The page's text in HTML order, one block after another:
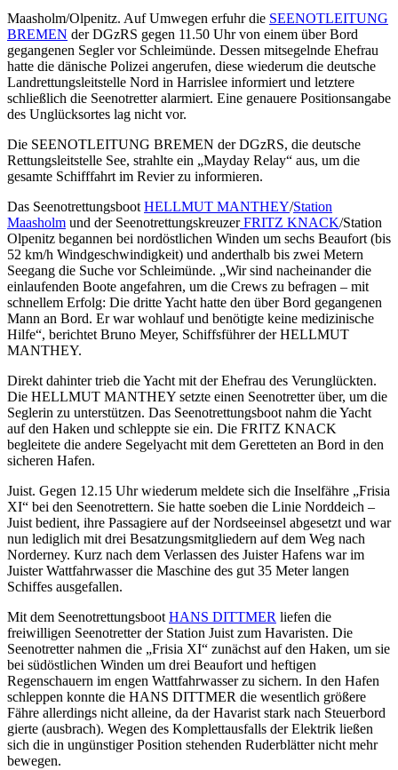
Maasholm/Olpenitz. Auf Umwegen erfuhr die SEENOTLEITUNG
BREMEN der DGzRS gegen 11.50 Uhr von einem über Bord
gegangenen Segler vor Schleimünde. Dessen mitsegelnde Ehefrau
hatte die dänische Polizei angerufen, diese wiederum die deutsche
Landrettungsleitstelle Nord in Harrislee informiert und letztere
schließlich die Seenotretter alarmiert. Eine genauere Positionsangabe
des Unglücksortes lag nicht vor.
Die SEENOTLEITUNG BREMEN der DGzRS, die deutsche
Rettungsleitstelle See, strahlte ein „Mayday Relay“ aus, um die
gesamte Schifffahrt im Revier zu informieren.
Das SeenotrettungsbootHELLMUT MANTHEY/Station
Maasholm und der SeenotrettungskreuzerFRITZ KNACK/Station
Olpenitz begannen bei nordöstlichen Winden um sechs Beaufort (bis
52 km/h Windgeschwindigkeit) und anderthalb bis zwei Metern
Seegang die Suche vor Schleimünde. „Wir sind nacheinander die
einlaufenden Boote angefahren, um die Crews zu befragen – mit
schnellem Erfolg: Die dritte Yacht hatte den über Bord gegangenen
Mann an Bord. Er war wohlauf und benötigte keine medizinische
Hilfe“, berichtet Bruno Meyer, Schiffsführer der HELLMUT
MANTHEY.
Direkt dahinter trieb die Yacht mit der Ehefrau des Verunglückten.
Die HELLMUT MANTHEY setzte einen Seenotretter über, um die
Seglerin zu unterstützen. Das Seenotrettungsboot nahm die Yacht
auf den Haken und schleppte sie ein. Die FRITZ KNACK
begleitete die andere Segelyacht mit dem Geretteten an Bord in den
sicheren Hafen.
Juist. Gegen 12.15 Uhr wiederum meldete sich die Inselfähre „Frisia
XI“ bei den Seenotrettern. Sie hatte soeben die Linie Norddeich –
Juist bedient, ihre Passagiere auf der Nordseeinsel abgesetzt und war
nun lediglich mit drei Besatzungsmitgliedern auf dem Weg nach
Norderney. Kurz nach dem Verlassen des Juister Hafens war im
Juister Wattfahrwasser die Maschine des gut 35 Meter langen
Schiffes ausgefallen.
Mit dem SeenotrettungsbootHANS DITTMER liefen die
freiwilligen Seenotretter der Station Juist zum Havaristen. Die
Seenotretter nahmen die „Frisia XI“ zunächst auf den Haken, um sie
bei südöstlichen Winden um drei Beaufort und heftigen
Regenschauern im engen Wattfahrwasser zu sichern. In den Hafen
schleppen konnte die HANS DITTMER die wesentlich größere
Fähre allerdings nicht alleine, da der Havarist stark nach Steuerbord
gierte (ausbrach). Wegen des Komplettausfalls der Elektrik ließen
sich die in ungünstiger Position stehenden Ruderblätter nicht mehr
bewegen.